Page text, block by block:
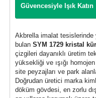
Güvencesiyle Işık Katın
Akbrella imalat
bulan SYM 1729 kristal
çizgileri dayanıklı üretim
yüksekliği ve ışığı
site peyzajları ve park
Doğrudan üretici marka
döküm gövdesi, en zorlu